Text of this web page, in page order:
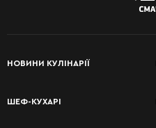
НОВИНИ КУЛІНАРІЇ
ШЕФ-КУХАРІ